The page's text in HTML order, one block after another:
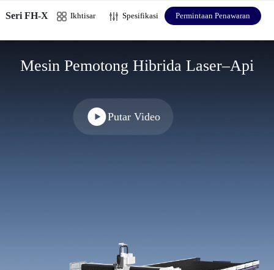
Seri FH-X Ikhtisar Spesifikasi Permintaan Penawaran
Mesin Pemotong Hibrida Laser–Api
Putar Video